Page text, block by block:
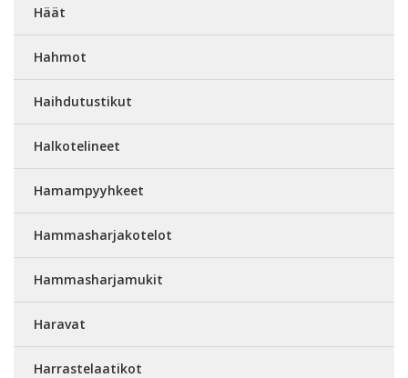
Häät
Hahmot
Haihdutustikut
Halkotelineet
Hamampyyhkeet
Hammasharjakotelot
Hammasharjamukit
Haravat
Harrastelaatikot